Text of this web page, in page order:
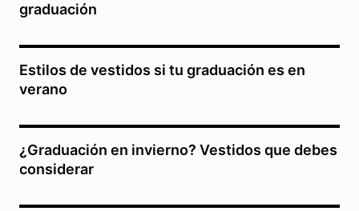
graduación
Estilos de vestidos si tu graduación es en
verano
¿Graduación en invierno? Vestidos que debes
considerar